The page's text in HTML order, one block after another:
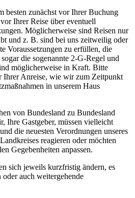
besten zunächst vor Ihrer Buchung
Ihrer Reise über eventuell
Möglicherweise sind Reisen nur
und z. B. sind bei uns zeitweilig oder
Voraussetzungen zu erfüllen, die
die sogenannte 2-G-Regel und
möglicherweise in Kraft. Bitte
Ihrer Anreise, wie wir zum Zeitpunkt
in unserem Haus
von Bundesland zu Bundesland
Ihre Gastgeber, müssen vielleicht
die neuesten Verordnungen unseres
reagieren oder möchten
Gegebenheiten anpassen.
sich jeweils kurzfristig ändern, es
auch weitergehende